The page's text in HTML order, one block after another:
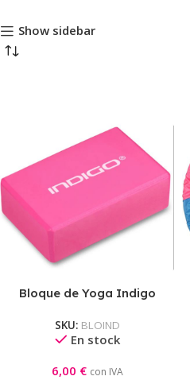
Show sidebar
Bloque de Yoga Indigo
SKU: BLOIND
En stock
6,00 € con IVA